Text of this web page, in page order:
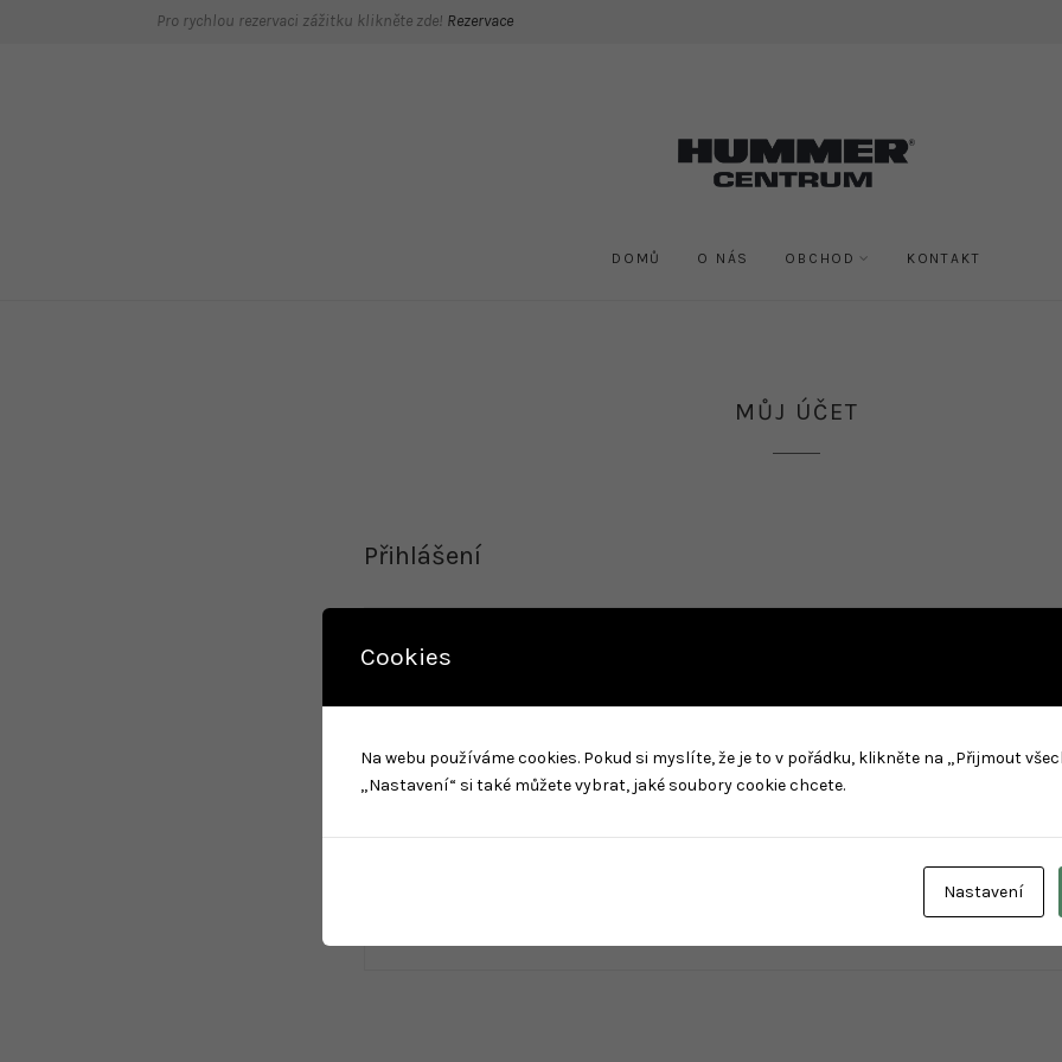
Pro rychlou rezervaci zážitku klikněte zde! Rezervace
DOMŮ O NÁS OBCHOD KONTAKT
MŮJ ÚČET
Přihlášení
Uživatelské jméno nebo e-mail
Zapamatujte si mě
Cookies
Na webu používáme cookies. Pokud si myslíte, že je to v pořádku, klikněte na „Přijmout
„Nastavení“ si také můžete vybrat, jaké soubory cookie chcete.
Nastavení